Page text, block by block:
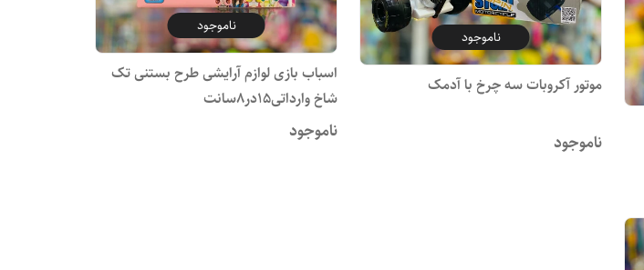
ناموجود
موتور آکروبات سه چرخ با آدمک
ناموجود
ناموجود
اسباب بازی لوازم آرایشی طرح بستنی تک
شاخ وارداتی15در8سانت
ناموجود